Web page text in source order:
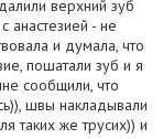
верхний зуб
анастезией - не
и думала, что
пошатали зуб и я
сообщили, что
швы накладывали
таких же трусих)) и